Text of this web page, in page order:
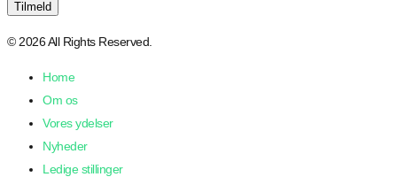
© 2026 All Rights Reserved.
Home
Om os
Vores ydelser
Nyheder
Ledige stillinger